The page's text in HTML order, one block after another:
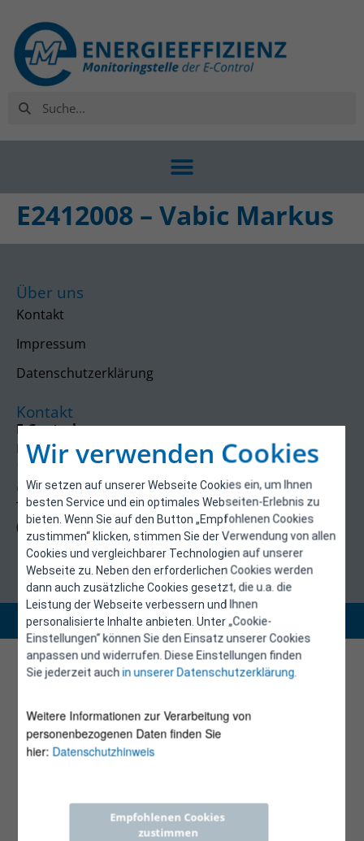
Wir verwenden Cookies
Wir setzen auf unserer Webseite Cookies ein, um Ihnen
besten Service und ein optimales Webseiten-Erlebnis zu
bieten. Wenn Sie auf den Button „Empfohlenen Cookies
zustimmen“ klicken, stimmen Sie der Verwendung von allen
Cookies und vergleichbarer Technologien auf unserer
Webseite zu. Neben den erforderlichen Cookies werden
dann auch zusätzliche Cookies gesetzt, die u.a. die
Leistung der Webseite verbessern und Ihnen
personalisierte Inhalte anbieten. Unter „Cookie-
Einstellungen“ können Sie den Einsatz unserer Cookies
anpassen und widerrufen. Diese Einstellungen finden
Sie jederzeit auchin unserer Datenschutzerklärung.
Weitere Informationen zur Verarbeitung von
personenbezogenen Daten finden Sie
hier: Datenschutzhinweis
Empfohlenen Cookies
zustimmen
E2412008 – Vabic Markus
Über uns
Kontakt
Impressum
Datenschutzerklärung
Kontakt
E-Control
Rudolfsplatz 13a
1010 Wien
energieeffizienz@e-control.at
Tel +43 1 5324724
(Mo, Mi-Fr 09:30-12:30 Uhr)
Copyright 2026 © E-Control